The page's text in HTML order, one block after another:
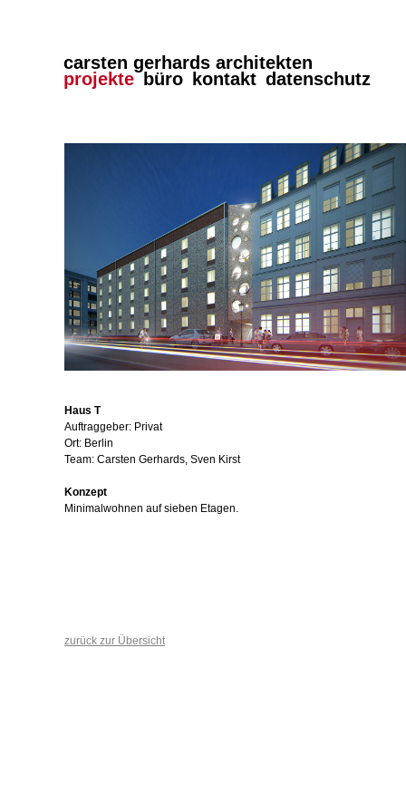
Navigation
überspringen
carsten gerhards architekten
projekte
büro kontakt datenschutz
Haus T
Auftraggeber: Privat
Ort: Berlin
Team: Carsten Gerhards, Sven Kirst
Konzept
Minimalwohnen auf sieben Etagen.
zurück zur Übersicht